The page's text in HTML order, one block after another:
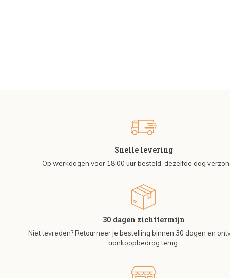
Snelle levering
Op werkdagen voor 18:00 uur besteld, dezelfde dag
30 dagen zichttermijn
Niet tevreden? Retourneer je bestelling binnen 30 dagen en
aankoopbedrag terug.